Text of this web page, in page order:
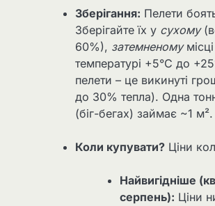
Зберігання: Пелети
Зберігайте їх у сухому
60%), затемненому
температурі +5°C до
пелети – це викинуті
до 30% тепла). Одна
(біг-бегах) займає ~1 м².
Коли купувати? Ціни
Найвигідніше
серпень): Ціни